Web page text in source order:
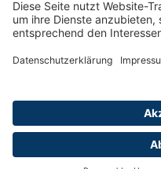
SOCIAL MEDIA
Impressum|
Cookies
municall new